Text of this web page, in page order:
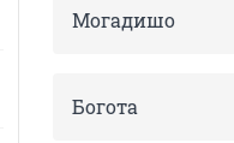
Могадишо
Богота